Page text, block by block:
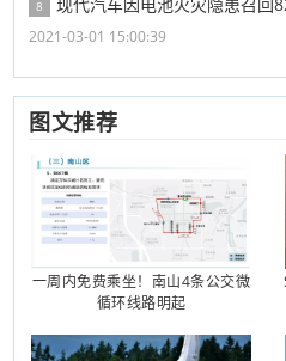
8
2021-03-01 15:00:39
图文推荐
一周内免费乘坐！南山4条公交微
循环线路明起